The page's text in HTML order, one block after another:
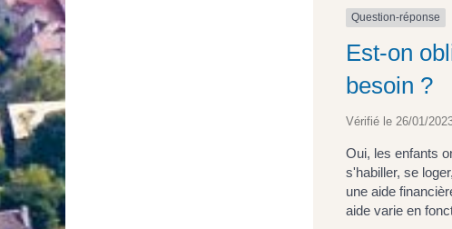
Question-réponse
Est-on
besoin ?
Vérifié le 26/01/
Oui, les enfants
s'habiller, se
une aide
aide varie en